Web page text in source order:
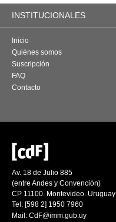
INSTITUCIONALES
Inicio
Quiénes somos
Suscripción
FAQ
Contacto
Av. 18 de Julio 885
(entre Andes y Convención)
CP 11100. Montevideo. Uruguay
Tel: [598 2] 1950 7960
Mail: CdF@imm.gub.uy